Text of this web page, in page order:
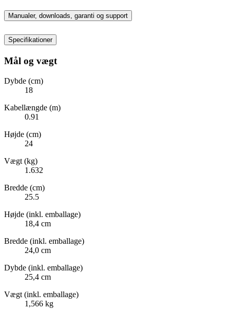
Manualer, downloads, garanti og support
Specifikationer
Mål og vægt
Dybde (cm)
18
Kabellængde (m)
0.91
Højde (cm)
24
Vægt (kg)
1.632
Bredde (cm)
25.5
Højde (inkl. emballage)
18,4 cm
Bredde (inkl. emballage)
24,0 cm
Dybde (inkl. emballage)
25,4 cm
Vægt (inkl. emballage)
1,566 kg